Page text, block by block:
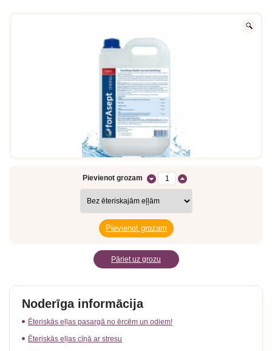
Pievienot grozam
Pāriet uz grozu
Noderīga informācija
Ēteriskās eļļas pasargā no ērcēm un odiem!
Ēteriskās eļļas cīņā ar stresu